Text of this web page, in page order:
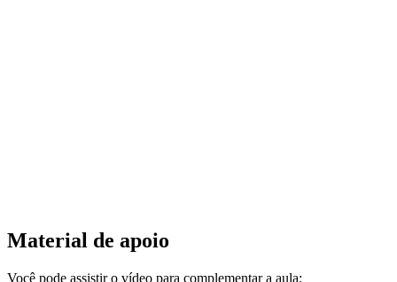
Material de apoio
Você pode assistir o vídeo para complementar a aula: